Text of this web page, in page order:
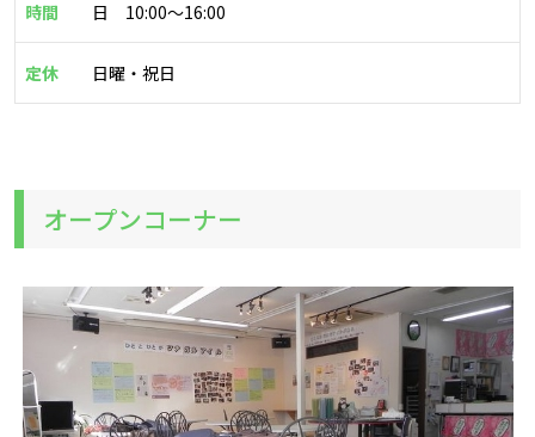
時間
日 10:00～16:00
定休 日曜・祝日
オープンコーナー